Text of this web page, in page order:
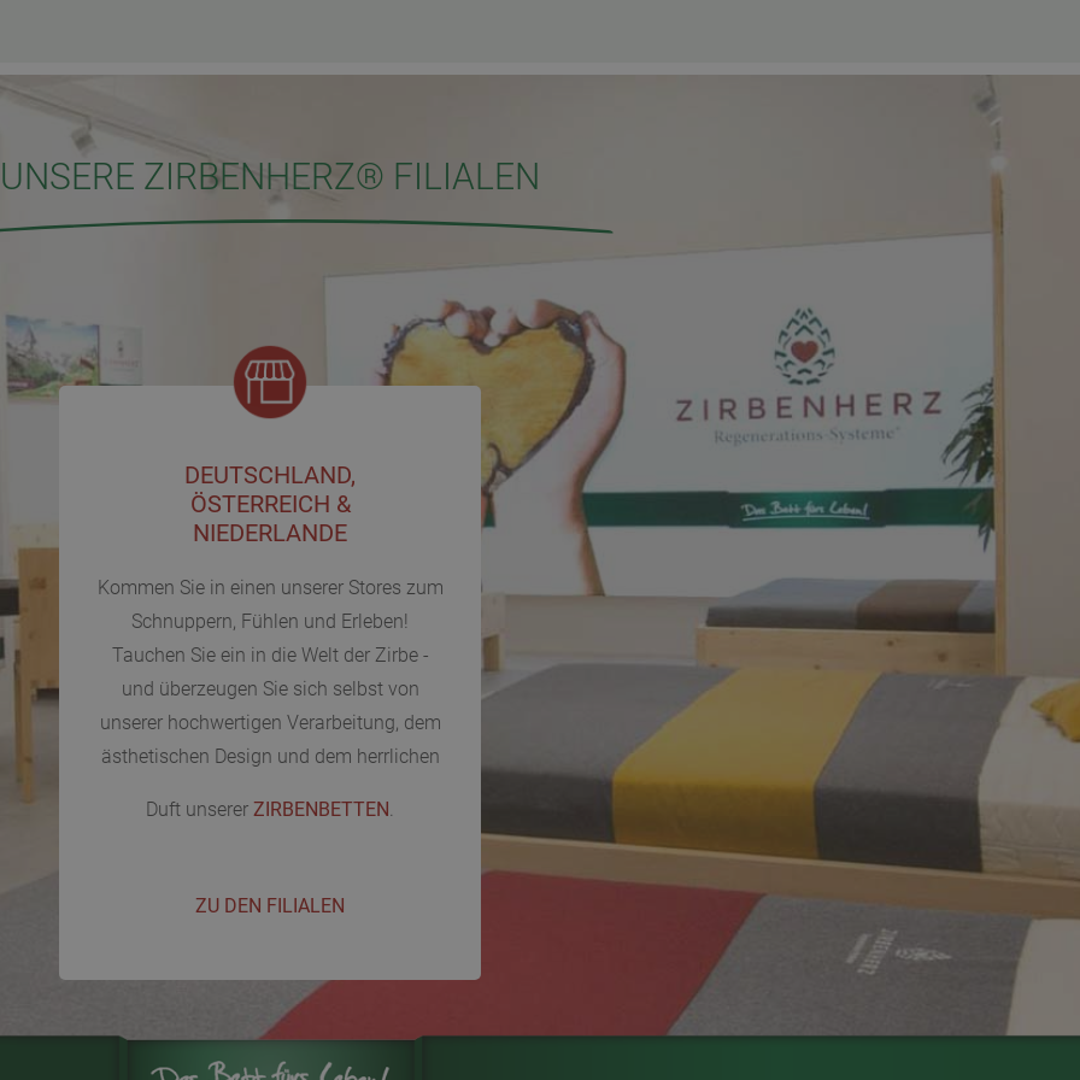
UNSERE ZIRBENHERZ® FILIALEN
DEUTSCHLAND,
ÖSTERREICH &
NIEDERLANDE
Kommen Sie in einen unserer Stores zum
Schnuppern, Fühlen und Erleben!
Tauchen Sie ein in die Welt der Zirbe -
und überzeugen Sie sich selbst von
unserer hochwertigen Verarbeitung, dem
ästhetischen Design und dem herrlichen
Duft unserer ZIRBENBETTEN.
ZU DEN FILIALEN